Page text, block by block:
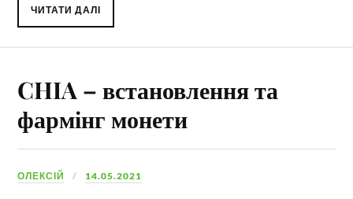
ЧИТАТИ ДАЛІ
CHIA – встановлення та
фармінг монети
ОЛЕКСІЙ 14.05.2021